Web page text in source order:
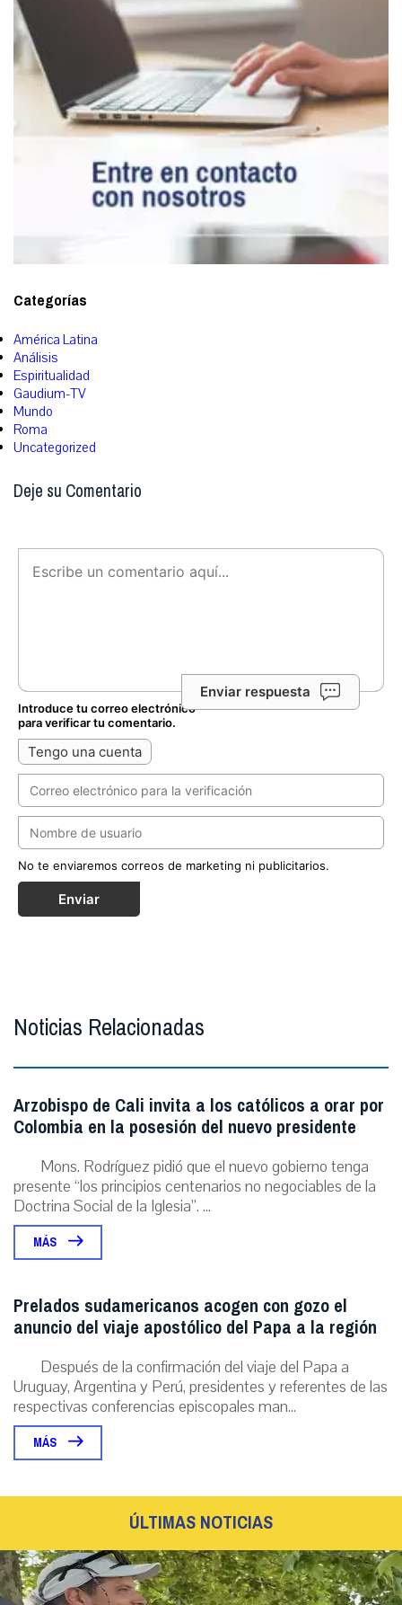
Categorías
América Latina
Análisis
Espiritualidad
Gaudium-TV
Mundo
Roma
Uncategorized
Deje su Comentario
Enviar respuesta
Introduce tu correo electrónico
para verificar tu comentario.
Tengo una cuenta
No te enviaremos correos de marketing ni publicitarios.
Enviar
Noticias Relacionadas
Arzobispo de Cali invita a los católicos a orar por
Colombia en la posesión del nuevo presidente
Mons. Rodríguez pidió que el nuevo gobierno tenga
presente “los principios centenarios no negociables de la
Doctrina Social de la Iglesia”. ...
MÁS
Prelados sudamericanos acogen con gozo el
anuncio del viaje apostólico del Papa a la región
Después de la confirmación del viaje del Papa a
Uruguay, Argentina y Perú, presidentes y referentes de las
respectivas conferencias episcopales man...
MÁS
ÚLTIMAS NOTICIAS